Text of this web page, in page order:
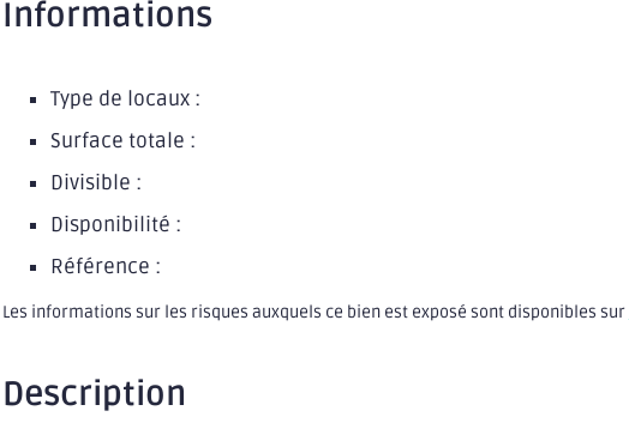
Informations
Type de locaux :
Surface totale :
Divisible :
Disponibilité :
Référence :
Les informations sur les risques auxquels ce bien est exposé sont disponibles sur
Description